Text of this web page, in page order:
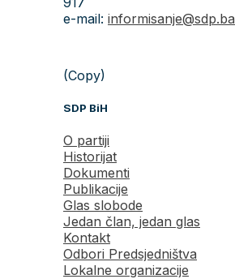
e-mail: informisanje@sdp.ba
(Copy)
SDP BiH
O partiji
Historijat
Dokumenti
Publikacije
Glas slobode
Jedan član, jedan glas
Kontakt
Odbori Predsjedništva
Lokalne organizacije